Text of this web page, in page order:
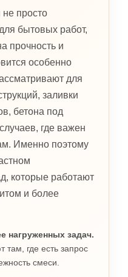
не просто
бытовых работ,
прочность и
особенно
для
заливки
бетона под
где важен
Именно поэтому
которые работают
и более
нагруженных задач.
где есть запрос
смеси.